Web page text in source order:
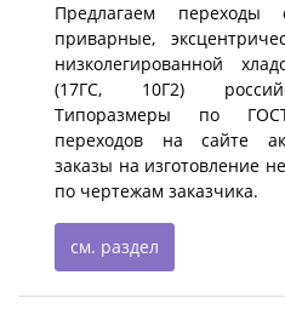
Предлагаем переходы
приварные,
низколегированной
(17ГС, 10Г2)
Типоразмеры по
переходов на сайте
заказы на изготовление
по чертежам заказчика.
см. раздел